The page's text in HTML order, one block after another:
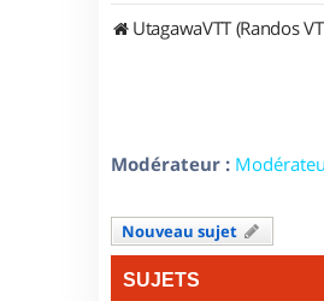
UtagawaVTT (Randos
Modérateur :
Nouveau sujet
SUJETS